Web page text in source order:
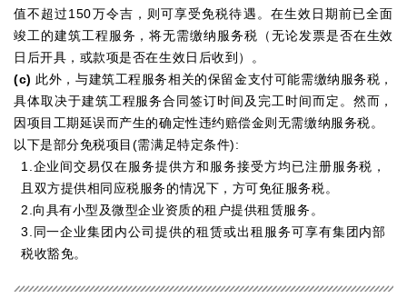
值不超过150万令吉，则可享受免税待遇。在生效日期前已全面
竣工的建筑工程服务，将无需缴纳服务税（无论发票是否在生效
日后开具，或款项是否在生效日后收到）。
(c) 此外，与建筑工程服务相关的保留金支付可能需缴纳服务税，
具体取决于建筑工程服务合同签订时间及完工时间而定。然而，
因项目工期延误而产生的确定性违约赔偿金则无需缴纳服务税。
以下是部分免税项目(需满足特定条件):
1.企业间交易仅在服务提供方和服务接受方均已注册服务税，
且双方提供相同应税服务的情况下，方可免征服务税。
2.向具有小型及微型企业资质的租户提供租赁服务。
3.同一企业集团内公司提供的租赁或出租服务可享有集团内部
税收豁免。